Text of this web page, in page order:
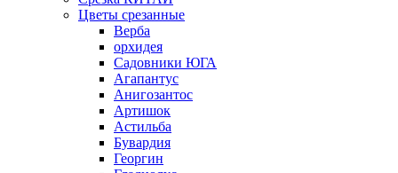
Цветы срезанные
Верба
орхидея
Садовники ЮГА
Агапантус
Анигозантос
Артишок
Астильба
Бувардия
Георгин